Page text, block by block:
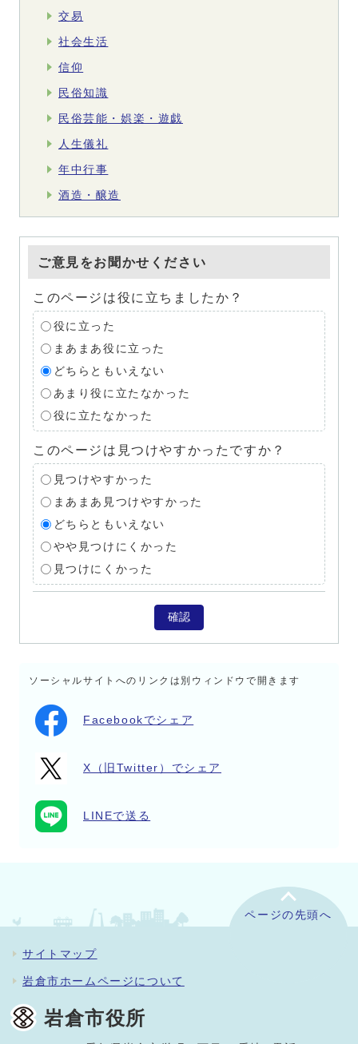
交易
社会生活
信仰
民俗知識
民俗芸能・娯楽・遊戯
人生儀礼
年中行事
酒造・醸造
ご意見をお聞かせください
このページは役に立ちましたか？
役に立った
まあまあ役に立った
どちらともいえない
あまり役に立たなかった
役に立たなかった
このページは見つけやすかったですか？
見つけやすかった
まあまあ見つけやすかった
どちらともいえない
やや見つけにくかった
見つけにくかった
確認
ソーシャルサイトへのリンクは別ウィンドウで開きます
Facebookでシェア
X（旧Twitter）でシェア
LINEで送る
ページの先頭へ
サイトマップ
岩倉市ホームページについて
岩倉市役所